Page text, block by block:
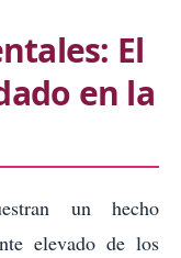
El
en la
un hecho
elevado de los